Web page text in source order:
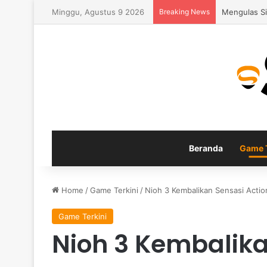
Minggu, Agustus 9 2026 Breaking News Fitur
Beranda Game
Home /Game Terkini / Nioh 3 Kembalikan Sensasi
Game Terkini
Nioh 3